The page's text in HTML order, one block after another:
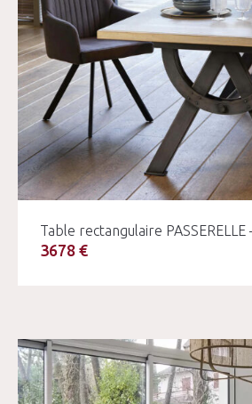
Table rectangulaire PASSERELLE
3678 €